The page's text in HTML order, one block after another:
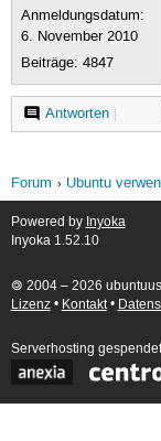
Anmeldungsdatum:
6. November 2010
Beiträge:4847
Antworten|
Forum Ubuntu
Powered by Inyoka
Inyoka 1.52.10
🄯 2004 – 2026
Lizenz• Kontakt•
Serverhosting